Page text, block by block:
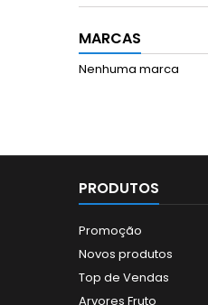
MARCAS
Nenhuma marca
PRODUTOS
Promoção
Novos produtos
Top de Vendas
Arvores Fruto